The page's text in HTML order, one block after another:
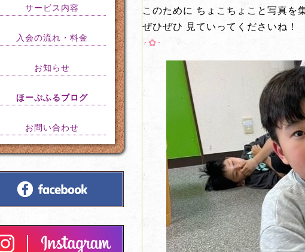
このために ちょこちょこと写真を
ぜひぜひ 見ていってくださいね！
︎･✿･
サービス内容
入会の流れ・料金
お知らせ
ほーぷふるブログ
お問い合わせ